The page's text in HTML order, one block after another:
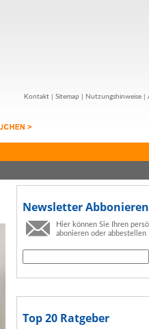
Kontakt Sitemap Nutzungshinweise
Newsletter Abbonieren
Hier können Sie Ihren
abonieren oder abbestellen
Top 20 Ratgeber